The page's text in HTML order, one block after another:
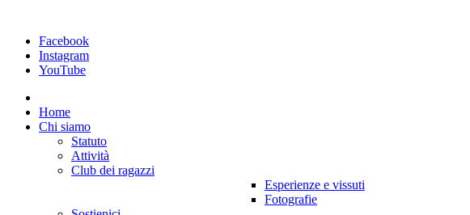
Facebook
Instagram
YouTube
Home
Chi siamo
Statuto
Attività
Club dei ragazzi
Esperienze e vissuti
Fotografie